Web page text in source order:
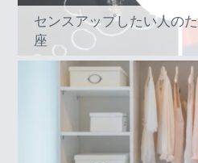
センスアップしたい人の
座